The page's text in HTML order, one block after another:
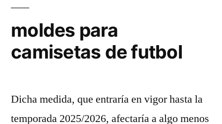
moldes para
camisetas de futbol
Dicha medida, que entraría en vigor hasta la
temporada 2025/2026, afectaría a algo menos